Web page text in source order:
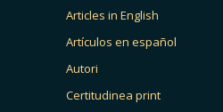
Articles in English
Artículos en español
Autori
Certitudinea print